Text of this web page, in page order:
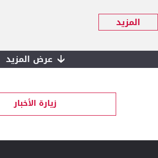
المزيد
عرض المزيد
زيارة الأخبار